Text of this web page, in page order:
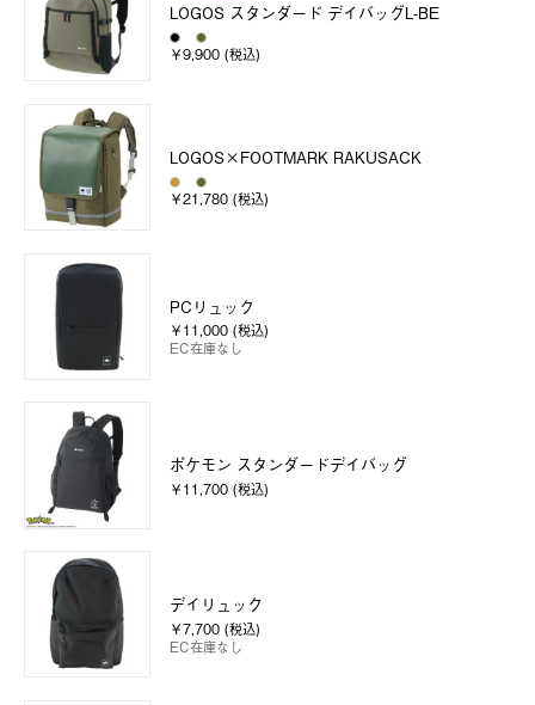
LOGOS スタンダード デイバッグL-BE
￥9,900 (税込)
LOGOS×FOOTMARK RAKUSACK
￥21,780 (税込)
PCリュック
￥11,000 (税込)
EC在庫なし
ポケモン スタンダードデイバッグ
￥11,700 (税込)
デイリュック
￥7,700 (税込)
EC在庫なし